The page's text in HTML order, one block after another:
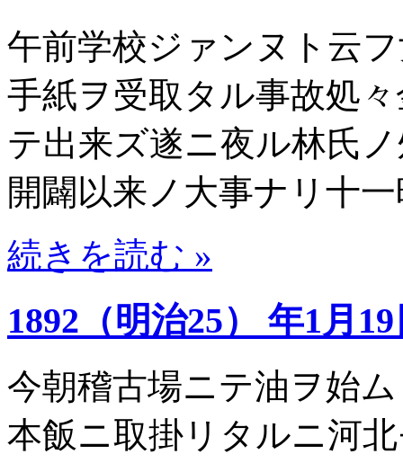
午前学校ジァンヌト云
手紙ヲ受取タル事故処
テ出来ズ遂ニ夜ル林氏
開闢以来ノ大事ナリ十
続きを読む »
1892（明治25） 年1月
今朝稽古場ニテ油ヲ始
本飯ニ取掛リタルニ河